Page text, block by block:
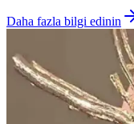
Daha fazla bilgi edinin